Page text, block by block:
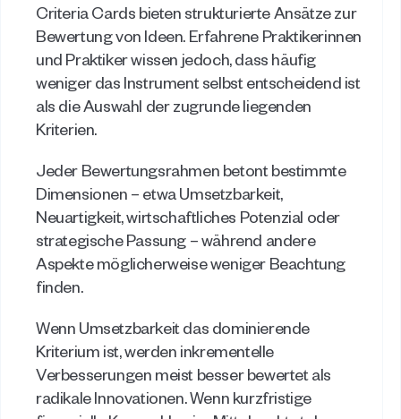
Criteria Cards bieten strukturierte Ansätze zur
Bewertung von Ideen. Erfahrene Praktikerinnen
und Praktiker wissen jedoch, dass häufig
weniger das Instrument selbst entscheidend ist
als die Auswahl der zugrunde liegenden
Kriterien.
Jeder Bewertungsrahmen betont bestimmte
Dimensionen – etwa Umsetzbarkeit,
Neuartigkeit, wirtschaftliches Potenzial oder
strategische Passung – während andere
Aspekte möglicherweise weniger Beachtung
finden.
Wenn Umsetzbarkeit das dominierende
Kriterium ist, werden inkrementelle
Verbesserungen meist besser bewertet als
radikale Innovationen. Wenn kurzfristige